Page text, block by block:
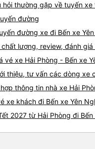
hỏi thường gặp về tuyến xe
đường
đường xe đi Bến xe
chất lượng, review, đánh
vé xe Hải Phòng - Bến xe
thiệu, tư vấn các dòng xe
thông tin nhà xe Hải
xe khách đi Bến xe Yên
2027 từ Hải Phòng đi Bến